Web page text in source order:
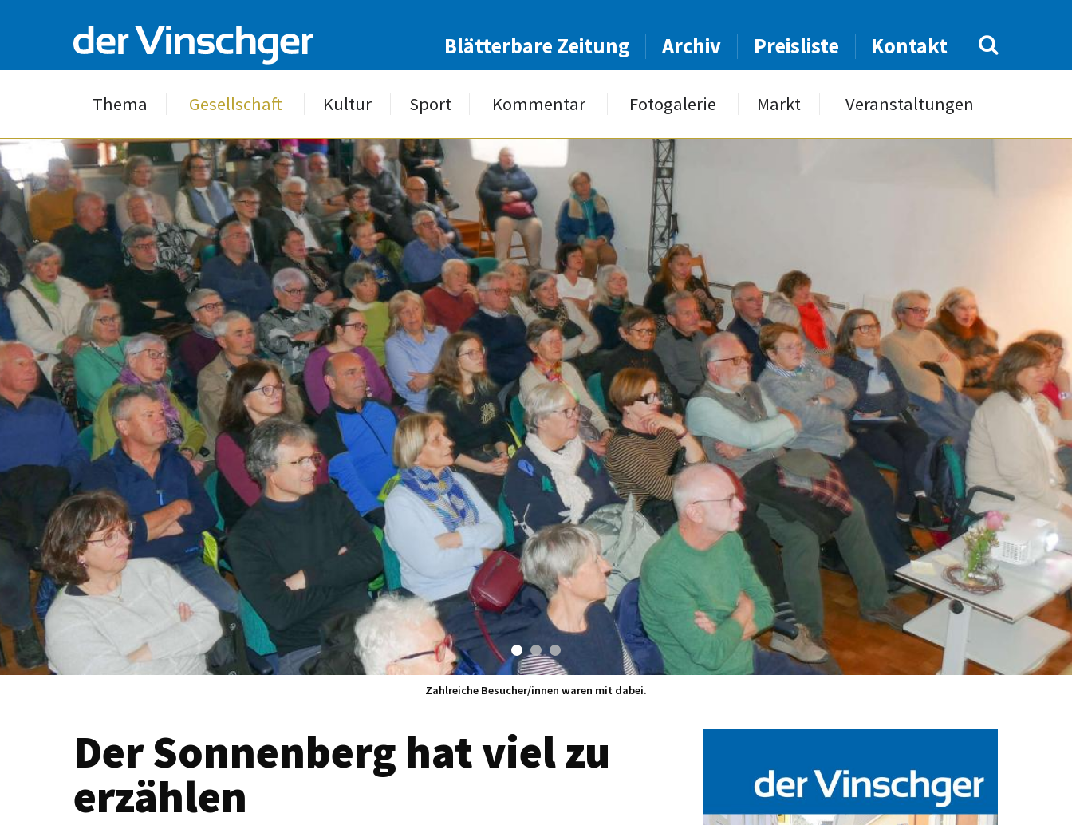
Blätterbare Zeitung Archiv Preisliste Kontakt
Thema Gesellschaft Kultur Sport Kommentar Fotogalerie Markt Veranstaltungen
Zahlreiche Besucher/innen waren mit dabei.
Der Sonnenberg hat viel zu
erzählen